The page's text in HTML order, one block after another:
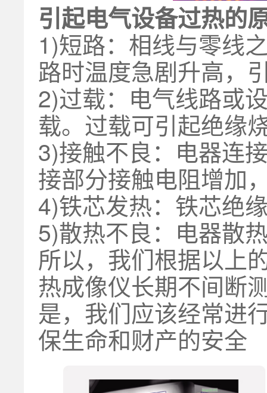
引起电气设备过热的
1)短路：相线与零线
路时温度急剧升高，
2)过载：电气线路或
载。过载可引起绝缘
3)接触不良：电器连
接部分接触电阻增加
4)铁芯发热：铁芯绝
5)散热不良：电器散
所以，我们根据以上
热成像仪长期不间断
是，我们应该经常进
保生命和财产的安全